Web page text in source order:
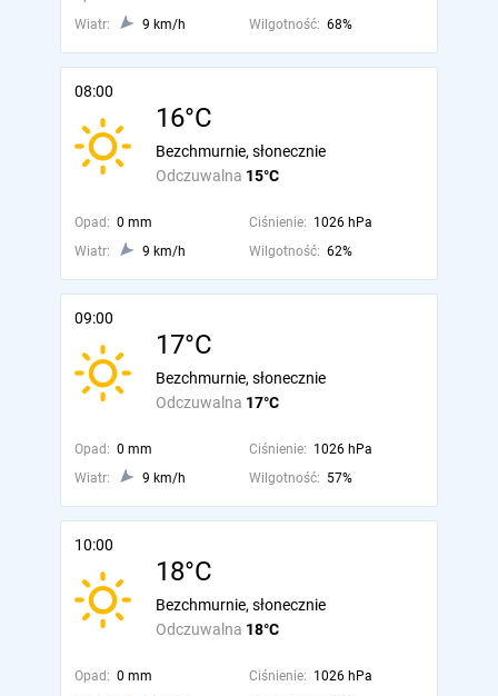
Wiatr:
9 km/h Wilgotność: 68%
08:00
16°C
Odczuwalna 15°C
Bezchmurnie, słonecznie
Opad: 0 mm Ciśnienie: 1026 hPa
Wiatr:
9 km/h Wilgotność: 62%
09:00
17°C
Odczuwalna 17°C
Bezchmurnie, słonecznie
Opad: 0 mm Ciśnienie: 1026 hPa
Wiatr:
9 km/h Wilgotność: 57%
10:00
18°C
Odczuwalna 18°C
Bezchmurnie, słonecznie
Opad: 0 mm Ciśnienie: 1026 hPa